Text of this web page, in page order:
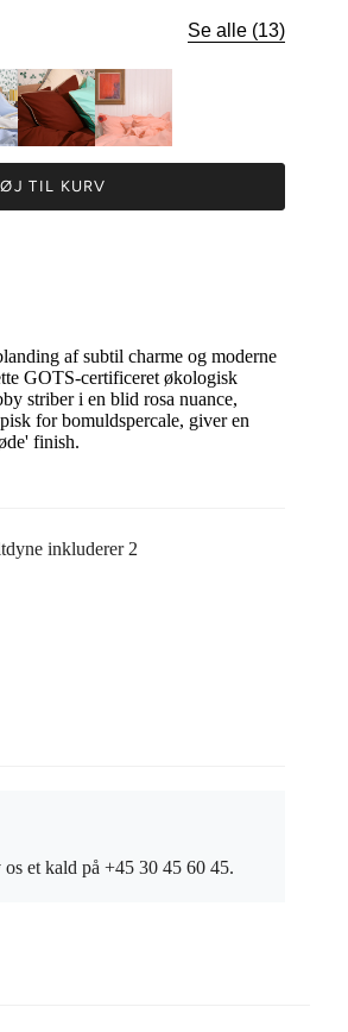
Se alle (13)
TIL KURV
af subtil charme og moderne
GOTS-certificeret økologisk
striber i en blid rosa nuance,
for bomuldspercale, giver en
finish.
inkluderer 2
et kald på +45 30 45 60 45.